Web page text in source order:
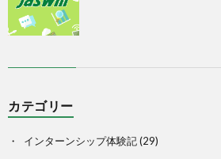
カテゴリー
インターンシップ体験記(29)